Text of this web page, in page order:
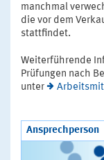
manchmal
die vor dem
stattfindet.
Weiterführende
Prüfungen nach
unter
Ansprechperson